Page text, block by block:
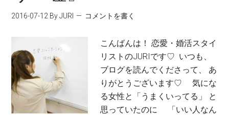
2016-07-12 By JURI コメントを書く
こんばんは！ 恋愛・婚活スタイ
リストのJURIです♡ いつも、
ブログを読んでくださって、 あ
りがとうございます♡ 気にな
る女性と「うまくいってる」 と
思っていたのに 「いい人なん